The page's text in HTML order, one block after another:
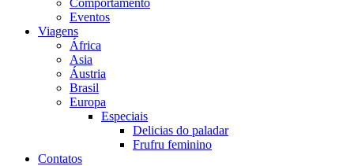
Eventos
Viagens
África
Asia
Áustria
Brasil
Europa
Especiais
Delicias do paladar
Frufru feminino
Contatos